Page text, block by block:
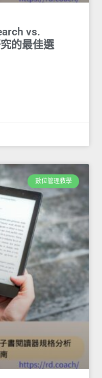
vs.
的最佳選
數位管理教學